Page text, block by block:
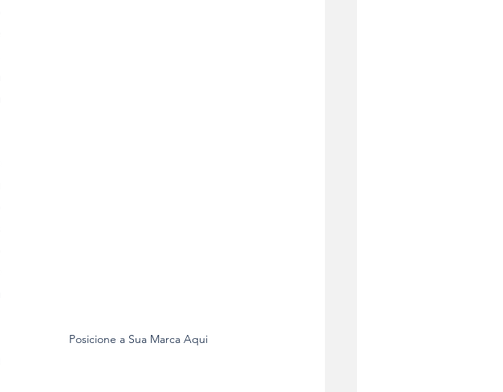
Posicione a Sua Marca Aqui